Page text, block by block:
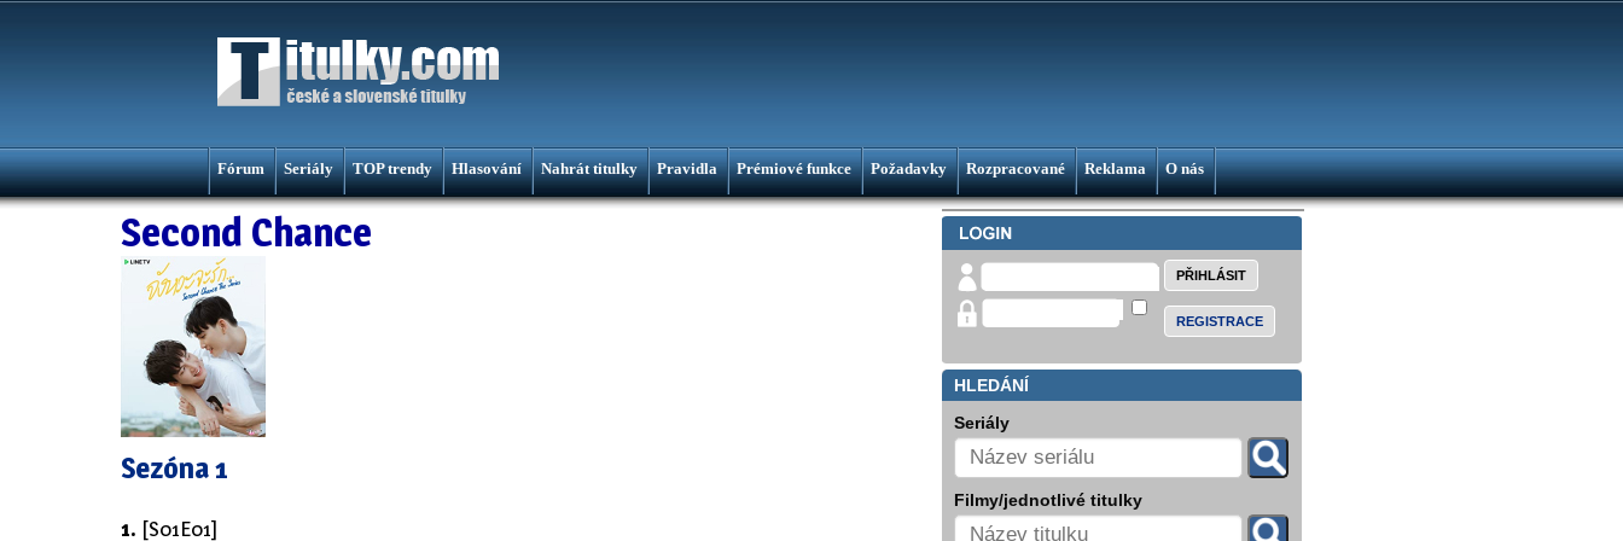
Fórum Seriály TOP trendy Hlasování Nahrát titulky Pravidla Prémiové funkce Požadavky Rozpracované Reklama O nás
Second Chance
Sezóna 1
1. [S01E01]
REGISTRACE
HLEDÁNÍ
Seriály
Filmy/jednotlivé titulky